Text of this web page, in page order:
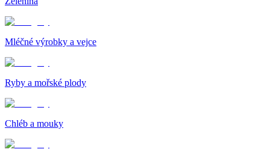
Mléčné výrobky a vejce
Ryby a mořské plody
Chléb a mouky